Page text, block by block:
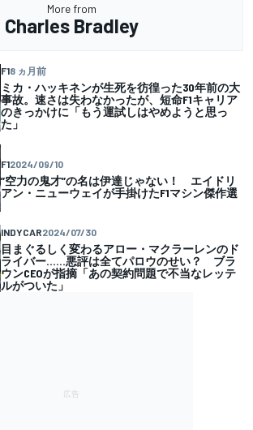
More from
Charles Bradley
F18 ヵ月前
ミカ・ハッキネンが生死を彷徨った30年前の大
事故。速さは失わなかったが、短命F1キャリア
のきっかけに「もう運試しはやめようと思っ
た」
F12024/09/10
”空力の鬼才”の名は伊達じゃない！ エイドリ
アン・ニューウェイが手掛けたF1マシン傑作選
INDYCAR2024/07/30
目まぐるしく変わるアロー・マクラーレンのド
ライバー……悪評は全てパロウのせい？ ブラ
ウンCEOが指摘「あの契約問題で不当なレッテ
ルがついた」